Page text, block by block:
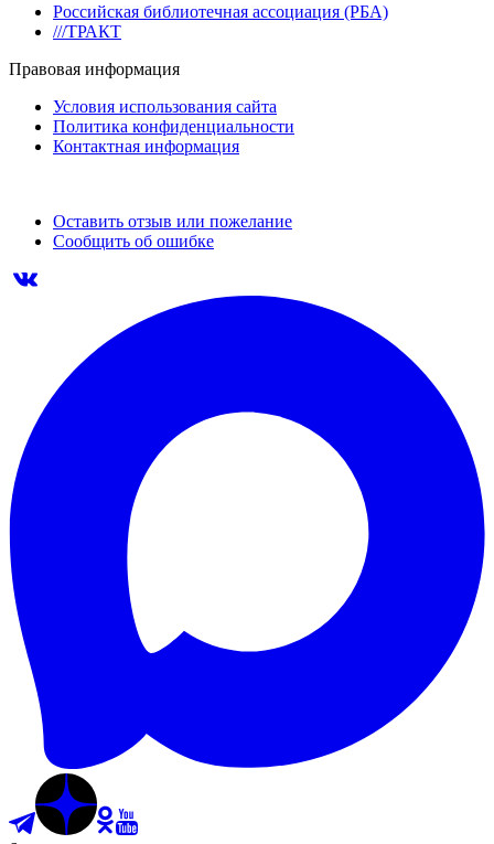
Российская библиотечная ассоциация (РБА)
///ТРАКТ
Правовая информация
Условия использования сайта
Политика конфиденциальности
Контактная информация
Оставить отзыв или пожелание
Сообщить об ошибке